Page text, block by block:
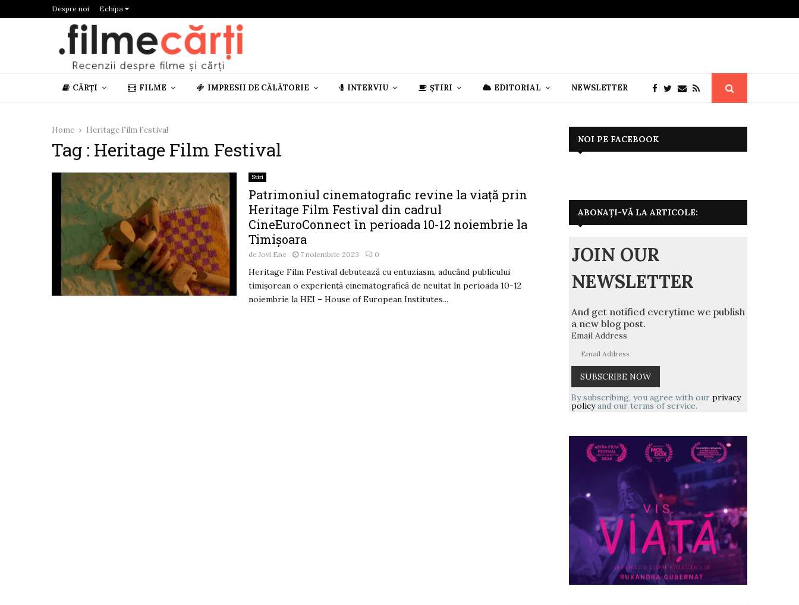
Despre noi Echipa
CĂRȚI FILME IMPRESII DE CĂLĂTORIE INTERVIU ȘTIRI EDITORIAL NEWSLETTER
Home Heritage Film Festival
Tag : Heritage Film Festival
Stiri
Patrimoniul cinematografic revine la viață prin
Heritage Film Festival din cadrul
CineEuroConnect în perioada 10-12 noiembrie la
Timișoara
de Jovi Ene 7 noiembrie 2023 0
Heritage Film Festival debutează cu entuziasm, aducând publicului
timișorean o experiență cinematografică de neuitat în perioada 10-12
noiembrie la HEI – House of European Institutes...
NOI PE FACEBOOK
ABONAȚI-VĂ LA ARTICOLE:
JOIN OUR
NEWSLETTER
And get notified everytime we publish
a new blog post.
Email Address
By subscribing, you agree with our privacy
policyand our terms of service.